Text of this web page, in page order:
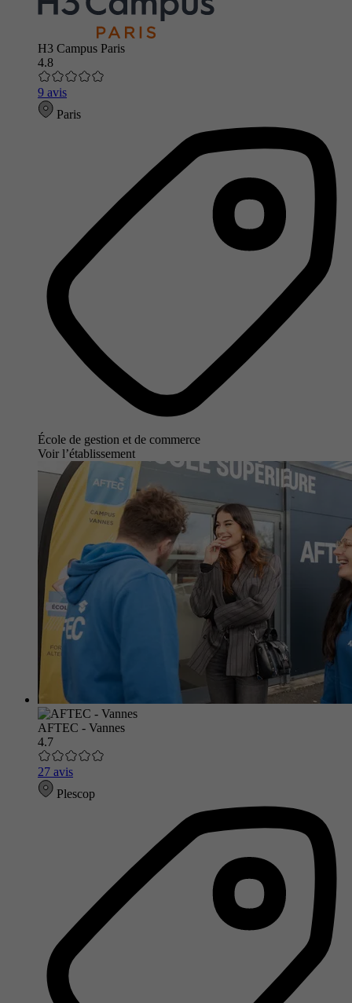
H3 Campus Paris
4.8
9 avis
Paris
École de gestion et de commerce
Voir l’établissement
AFTEC - Vannes
4.7
27 avis
Plescop